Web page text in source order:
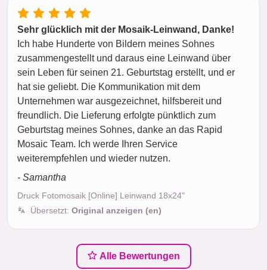
Sehr glücklich mit der Mosaik-Leinwand, Danke!
Ich habe Hunderte von Bildern meines Sohnes
zusammengestellt und daraus eine Leinwand über
sein Leben für seinen 21. Geburtstag erstellt, und er
hat sie geliebt. Die Kommunikation mit dem
Unternehmen war ausgezeichnet, hilfsbereit und
freundlich. Die Lieferung erfolgte pünktlich zum
Geburtstag meines Sohnes, danke an das Rapid
Mosaic Team. Ich werde Ihren Service
weiterempfehlen und wieder nutzen.
- Samantha
Druck Fotomosaik [Online] Leinwand 18x24"
Übersetzt: Original anzeigen (en)
Alle Bewertungen